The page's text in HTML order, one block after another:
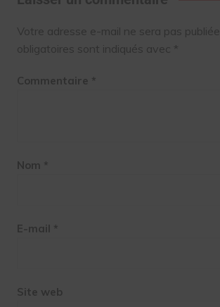
Votre adresse e-mail ne sera pas publiée.
obligatoires sont indiqués avec *
Commentaire *
Nom *
E-mail *
Site web